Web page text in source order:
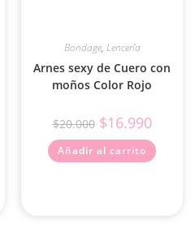
Bondage, Lencería
Arnes sexy de Cuero con
moños Color Rojo
$20.000 $16.990
Añadir al carrito